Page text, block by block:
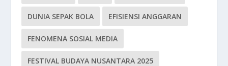
DUNIA SEPAK BOLA EFISIENSI ANGGARAN
FENOMENA SOSIAL MEDIA
FESTIVAL BUDAYA NUSANTARA 2025